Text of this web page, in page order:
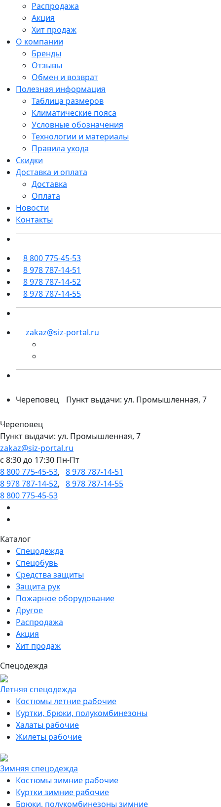
Распродажа
Акция
Хит продаж
О компании
Бренды
Отзывы
Обмен и возврат
Полезная информация
Таблица размеров
Климатические пояса
Условные обозначения
Технологии и материалы
Правила ухода
Скидки
Доставка и оплата
Доставка
Оплата
Новости
Контакты
8 800 775-45-53
8 978 787-14-51
8 978 787-14-52
8 978 787-14-55
zakaz@siz-portal.ru
Череповец Пункт выдачи: ул. Промышленная, 7
Череповец
Пункт выдачи: ул. Промышленная, 7
zakaz@siz-portal.ru
c 8:30 до 17:30 Пн-Пт
8 800 775-45-53, 8 978 787-14-51
8 978 787-14-52, 8 978 787-14-55
8 800 775-45-53
Каталог
Спецодежда
Спецобувь
Средства защиты
Защита рук
Пожарное оборудование
Другое
Распродажа
Акция
Хит продаж
Спецодежда
Летняя спецодежда
Костюмы летние рабочие
Куртки, брюки, полукомбинезоны
Халаты рабочие
Жилеты рабочие
Зимняя спецодежда
Костюмы зимние рабочие
Куртки зимние рабочие
Брюки, полукомбинезоны зимние